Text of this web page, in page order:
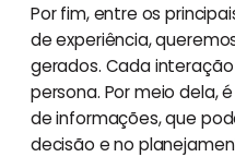
Por fim, entre os
de experiência,
gerados. Cada
persona. Por meio dela,
de informações, que
decisão e no